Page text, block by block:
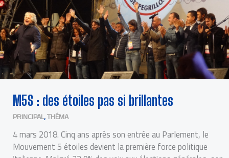
M5S : des étoiles pas si brillantes
PRINCIPAL,THÉMA
4 mars 2018. Cinq ans après son entrée au Parlement, le
Mouvement 5 étoiles devient la première force politique